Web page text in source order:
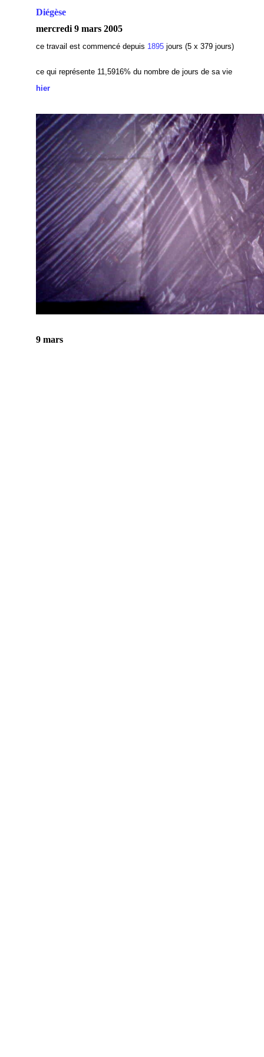
Diégèse
mercredi 9 mars 2005
ce travail est commencé depuis 1895jours (5 x 379 jours)
ce qui représente 11,5916% du nombre de jours de sa vie
hier
9 mars